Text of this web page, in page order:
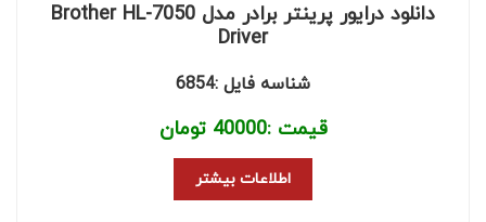
دانلود درایور پرینتر برادر مدل Brother HL-7050
Driver
شناسه فایل :6854
قیمت :40000 تومان
اطلاعات بیشتر